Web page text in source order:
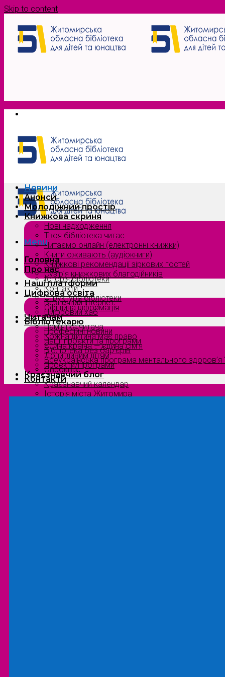
Skip to content
Menu
Головна
Про нас
Історія бібліотеки
Контакти
Структура бібліотеки
Офіційна інформація
Читачам
Пам’ятка читача
Кожна дитина має право
Єдина країна — єдина сім’я
Допитливим дітям
Проєкти/Програми
Краєзнавчий блог
Краєзнавчий календар
Історія міста Житомира
Новини
Анонси
Молодіжний простір
Книжкова скриня
Нові надходження
Твоя бібліотека читає
Читаємо онлайн (електронні книжки)
Книги оживають (аудіокниги)
Книжкові рекомендації зіркових гостей
Сузірʼя книжкових благодійників
Наші платформи
Цифрова освіта
Безпечний інтернет
Цифровий хаб
Бібліотекарю
Професійні новини
Наші проєкти та програми
Бібліотека без бар’єрів
Всеукраїнська програма ментального здоров’я
Євроквіз
Контакти